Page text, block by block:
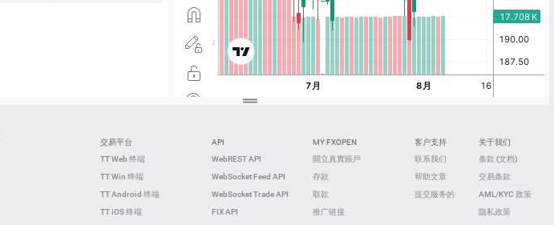
交易平台
TT Web 终端
TT Win 终端
TT Android 终端
TT iOS 终端
API
WebREST API
WebSocket Feed API
WebSocket Trade API
FIX API
MY FXOPEN
開立真實賬戶
存款
取款
推广链接
客户支持
联系我们
帮助文章
提交服务的
关于我们
条款 (文档)
交易条款
AML/KYC 政策
隐私政策